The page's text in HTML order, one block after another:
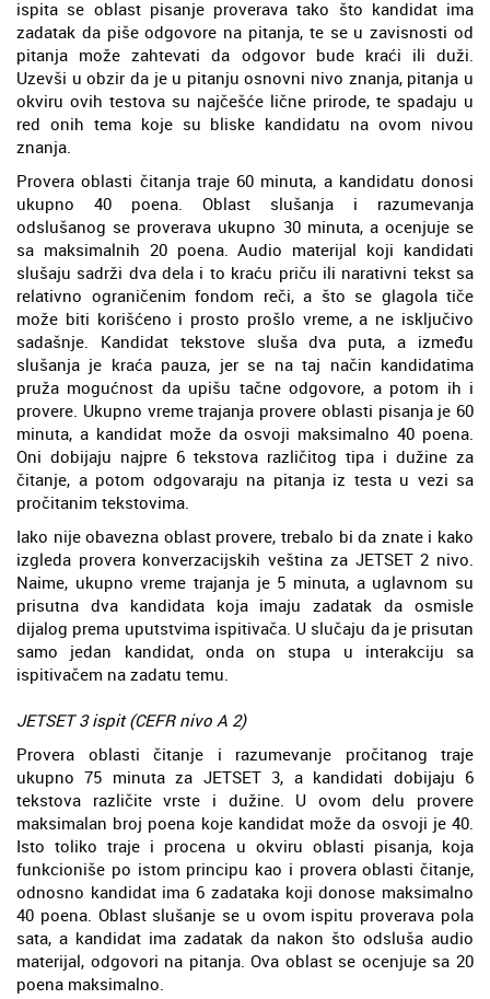
ispita se oblast pisanje proverava tako što kandidat ima
zadatak da piše odgovore na pitanja, te se u zavisnosti od
pitanja može zahtevati da odgovor bude kraći ili duži.
Uzevši u obzir da je u pitanju osnovni nivo znanja, pitanja u
okviru ovih testova su najčešće lične prirode, te spadaju u
red onih tema koje su bliske kandidatu na ovom nivou
znanja.
Provera oblasti čitanja traje 60 minuta, a kandidatu donosi
ukupno 40 poena. Oblast slušanja i razumevanja
odslušanog se proverava ukupno 30 minuta, a ocenjuje se
sa maksimalnih 20 poena. Audio materijal koji kandidati
slušaju sadrži dva dela i to kraću priču ili narativni tekst sa
relativno ograničenim fondom reči, a što se glagola tiče
može biti korišćeno i prosto prošlo vreme, a ne isključivo
sadašnje. Kandidat tekstove sluša dva puta, a između
slušanja je kraća pauza, jer se na taj način kandidatima
pruža mogućnost da upišu tačne odgovore, a potom ih i
provere. Ukupno vreme trajanja provere oblasti pisanja je 60
minuta, a kandidat može da osvoji maksimalno 40 poena.
Oni dobijaju najpre 6 tekstova različitog tipa i dužine za
čitanje, a potom odgovaraju na pitanja iz testa u vezi sa
pročitanim tekstovima.
Iako nije obavezna oblast provere, trebalo bi da znate i kako
izgleda provera konverzacijskih veština za JETSET 2 nivo.
Naime, ukupno vreme trajanja je 5 minuta, a uglavnom su
prisutna dva kandidata koja imaju zadatak da osmisle
dijalog prema uputstvima ispitivača. U slučaju da je prisutan
samo jedan kandidat, onda on stupa u interakciju sa
ispitivačem na zadatu temu.
JETSET 3 ispit (CEFR nivo A 2)
Provera oblasti čitanje i razumevanje pročitanog traje
ukupno 75 minuta za JETSET 3, a kandidati dobijaju 6
tekstova različite vrste i dužine. U ovom delu provere
maksimalan broj poena koje kandidat može da osvoji je 40.
Isto toliko traje i procena u okviru oblasti pisanja, koja
funkcioniše po istom principu kao i provera oblasti čitanje,
odnosno kandidat ima 6 zadataka koji donose maksimalno
40 poena. Oblast slušanje se u ovom ispitu proverava pola
sata, a kandidat ima zadatak da nakon što odsluša audio
materijal, odgovori na pitanja. Ova oblast se ocenjuje sa 20
poena maksimalno.